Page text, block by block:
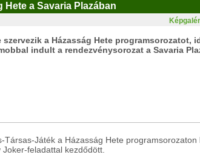
a Savaria Plazában
szervezik a Házasság Hete programsorozatot,
indult a rendezvénysorozat a Savaria
Társas-Játék a Házasság Hete programsorozaton
feladattal kezdődött.